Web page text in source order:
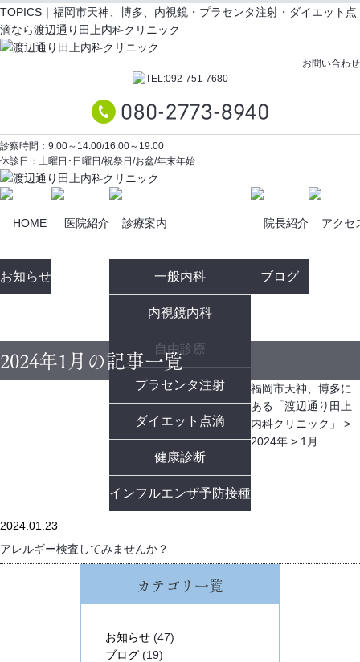
TOPICS｜福岡市天神、博多、内視鏡・プラセンタ注射・ダイエット点
滴なら渡辺通り田上内科クリニック
お問い合わせ
診察時間：9:00～14:00/16:00～19:00
休診日：土曜日･日曜日/祝祭日/お盆/年末年始
お知らせ 一般内科
内視鏡内科
自由診療
プラセンタ注射
ダイエット点滴
健康診断
インフルエンザ予防接種
ブログ
2024年1月の記事一覧
福岡市天神、博多に
ある「渡辺通り田上
内科クリニック」
>
2024年 > 1月
2024.01.23
アレルギー検査してみませんか？
カテゴリ一覧
お知らせ (47)
ブログ (19)